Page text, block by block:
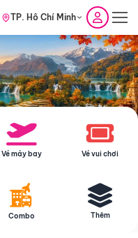
TP. Hồ Chí Minh
Vé máy bay Vé vui chơi
Combo Thêm